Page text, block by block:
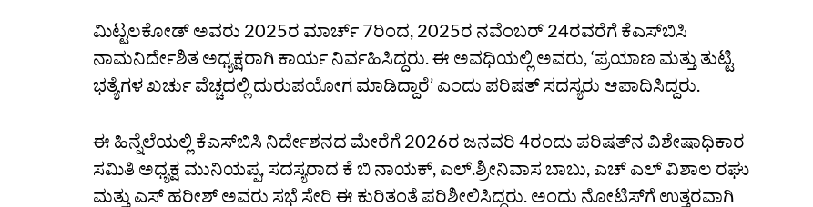
ಮಿಟ್ಟಲಕೋಡ್‌ ಅವರು 2025ರ ಮಾರ್ಚ್‌ 7ರಿಂದ, 2025ರ ನವೆಂಬರ್ 24ರವರೆಗೆ ಕೆಎಸ್‌ಬಿಸಿ
ನಾಮನಿರ್ದೇಶಿತ ಅಧ್ಯಕ್ಷರಾಗಿ ಕಾರ್ಯ ನಿರ್ವಹಿಸಿದ್ದರು. ಈ ಅವಧಿಯಲ್ಲಿ ಅವರು, ‘ಪ್ರಯಾಣ ಮತ್ತು ತುಟ್ಟಿ
ಭತ್ಯೆಗಳ ಖರ್ಚು ವೆಚ್ಚದಲ್ಲಿ ದುರುಪಯೋಗ ಮಾಡಿದ್ದಾರೆ’ ಎಂದು ಪರಿಷತ್‌ ಸದಸ್ಯರು ಆಪಾದಿಸಿದ್ದರು.
ಈ ಹಿನ್ನೆಲೆಯಲ್ಲಿ ಕೆಎಸ್‌ಬಿಸಿ ನಿರ್ದೇಶನದ ಮೇರೆಗೆ 2026ರ ಜನವರಿ 4ರಂದು ಪರಿಷತ್‌ನ ವಿಶೇಷಾಧಿಕಾರ
ಸಮಿತಿ ಅಧ್ಯಕ್ಷ ಮುನಿಯಪ್ಪ, ಸದಸ್ಯರಾದ ಕೆ ಬಿ ನಾಯಕ್, ಎಲ್‌.ಶ್ರೀನಿವಾಸ ಬಾಬು, ಎಚ್‌ ಎಲ್‌ ವಿಶಾಲ ರಘು
ಮತ್ತು ಎಸ್‌ ಹರೀಶ್‌ ಅವರು ಸಭೆ ಸೇರಿ ಈ ಕುರಿತಂತೆ ಪರಿಶೀಲಿಸಿದ್ದರು. ಅಂದು ನೋಟಿಸ್‌ಗೆ ಉತ್ತರವಾಗಿ